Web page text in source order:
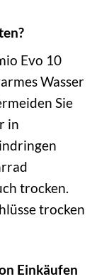
Evo 10
Wasser
Sie
in
trocken.
trocken
Einkäufen